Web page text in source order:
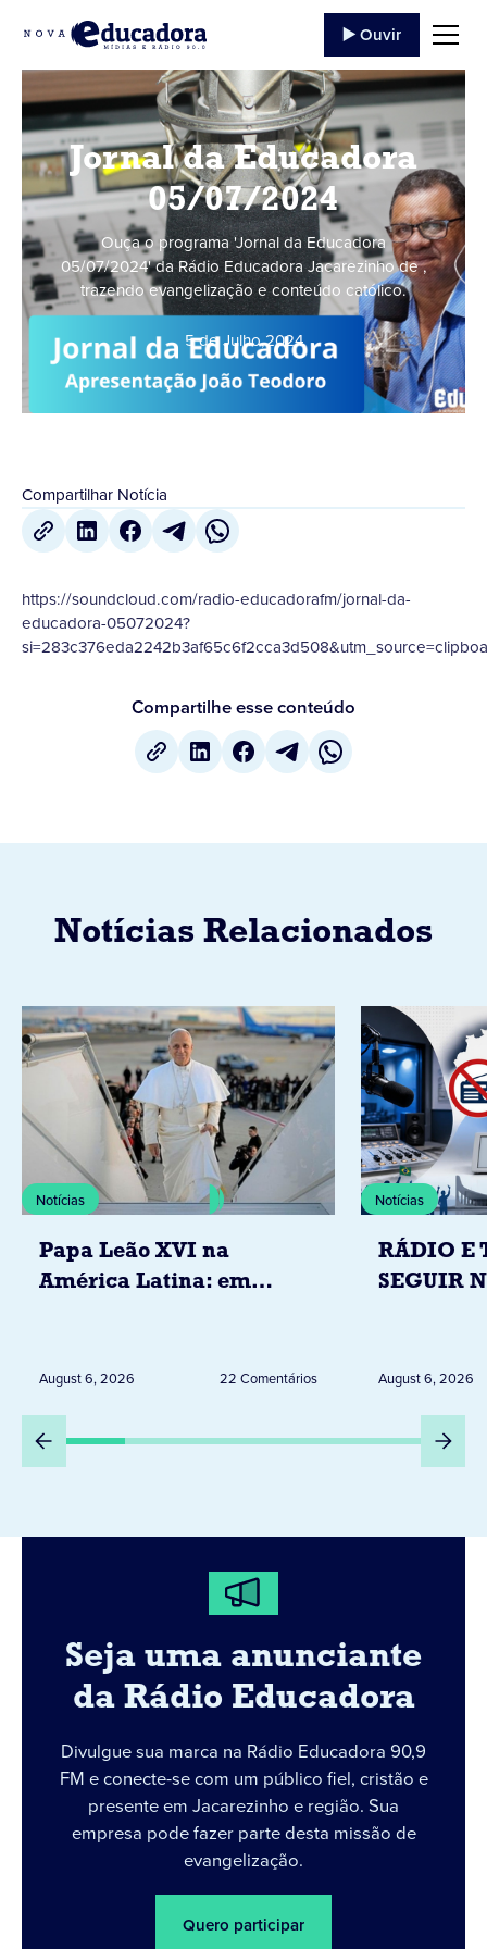
▶️ Ouvir
Jornal da Educadora
05/07/2024
Ouça o programa 'Jornal da Educadora
05/07/2024' da Rádio Educadora Jacarezinho de ,
trazendo evangelização e conteúdo católico.
5 de Julho,2024
Compartilhar Notícia
https://soundcloud.com/radio-educadorafm/jornal-da-
educadora-05072024?
Compartilhe esse conteúdo
Notícias Relacionados
Notícias
Papa Leão XVI na
América Latina: em
Peru
August 6, 2026 22 Comentários
Notícias
RÁDIO E
SEGUIR
DESTA
August 6, 2026
Seja uma anunciante
da Rádio Educadora
Divulgue sua marca na Rádio Educadora 90,9
FM e conecte-se com um público fiel, cristão e
presente em Jacarezinho e região. Sua
empresa pode fazer parte desta missão de
evangelização.
Quero participar